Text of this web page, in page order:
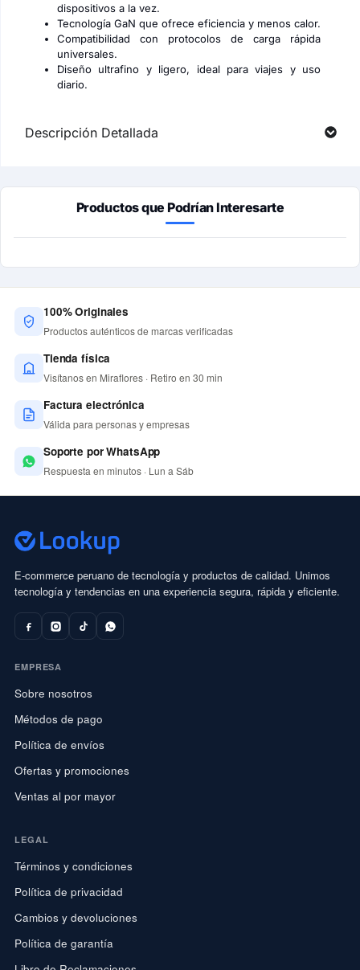
dispositivos a la vez.
Tecnología GaN que ofrece eficiencia y menos calor.
Compatibilidad con protocolos de carga rápida
universales.
Diseño ultrafino y ligero, ideal para viajes y uso
diario.
Descripción Detallada
Productos que Podrían Interesarte
100% Originales
Productos auténticos de marcas verificadas
Tienda física
Visítanos en Miraflores · Retiro en 30 min
Factura electrónica
Válida para personas y empresas
Soporte por WhatsApp
Respuesta en minutos · Lun a Sáb
E-commerce peruano de tecnología y productos de calidad. Unimos
tecnología y tendencias en una experiencia segura, rápida y eficiente.
EMPRESA
Sobre nosotros
Métodos de pago
Política de envíos
Ofertas y promociones
Ventas al por mayor
LEGAL
Términos y condiciones
Política de privacidad
Cambios y devoluciones
Política de garantía